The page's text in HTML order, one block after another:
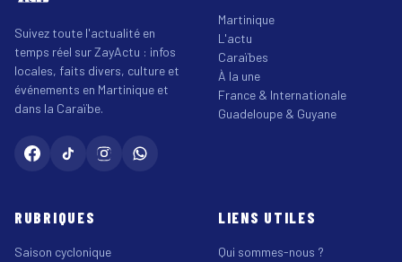
Suivez toute l'actualité en
temps réel sur ZayActu : infos
locales, faits divers, culture et
événements en Martinique et
dans la Caraïbe.
Martinique
L'actu
Caraïbes
À la une
France & Internationale
Guadeloupe & Guyane
RUBRIQUES
Saison cyclonique
LIENS UTILES
Qui sommes-nous ?